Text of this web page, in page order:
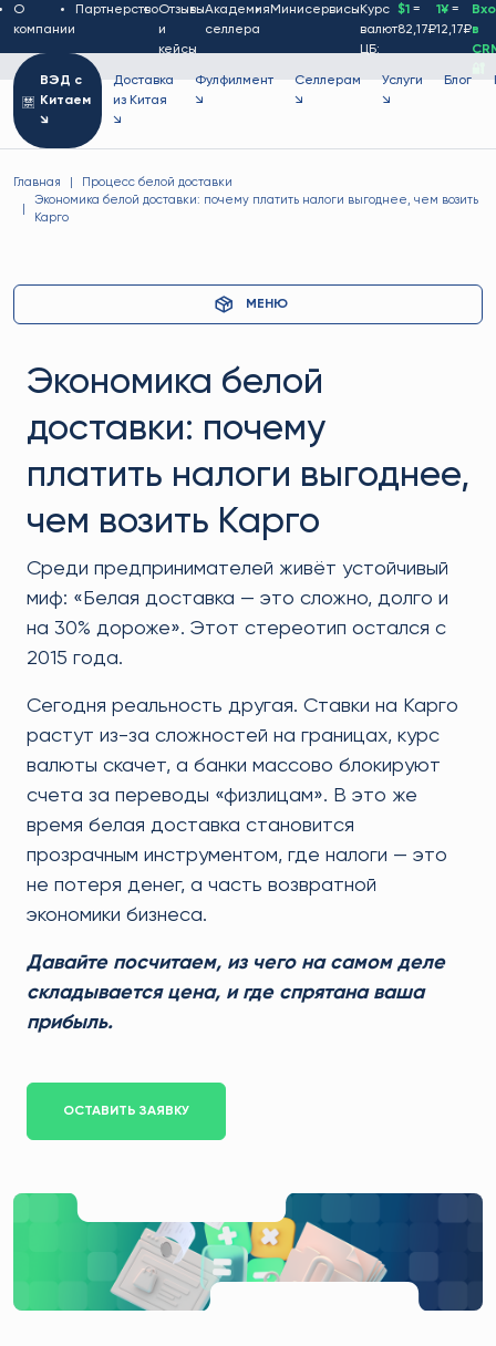
О
компании
ПартнерствоОтзывы
и
кейсы
Академия
селлера
Минисервисы Курс
валют
ЦБ:
$1 =
82,17₽
1¥=
12,17₽в
ВЭД с
Китаем
↘
Доставка
из Китая
↘
Фулфилмент
↘
Селлерам
↘
Услуги
↘
Блог
Главная
Процесс белой доставки
Экономика белой доставки: почему платить налоги выгоднее, чем возить
Карго
МЕНЮ
Экономика белой
доставки: почему
платить налоги выгоднее,
чем возить Карго
Среди предпринимателей живёт устойчивый
миф: «Белая доставка — это сложно, долго и
на 30% дороже». Этот стереотип остался с
2015 года.
Сегодня реальность другая. Ставки на Карго
растут из-за сложностей на границах, курс
валюты скачет, а банки массово блокируют
счета за переводы «физлицам». В это же
время белая доставка становится
прозрачным инструментом, где налоги — это
не потеря денег, а часть возвратной
экономики бизнеса.
Давайте посчитаем, из чего на самом деле
складывается цена, и где спрятана ваша
прибыль.
ОСТАВИТЬ ЗАЯВКУ